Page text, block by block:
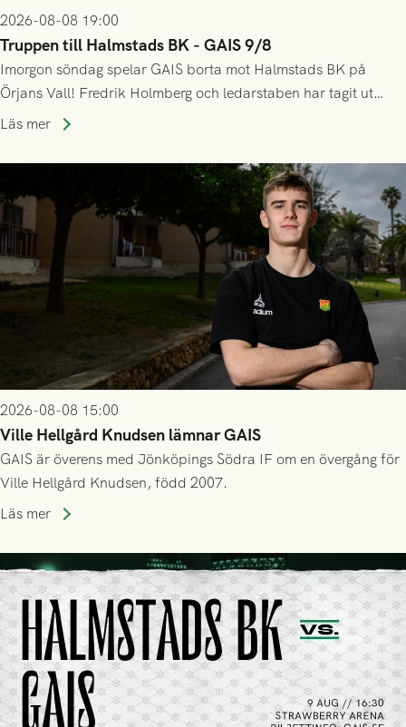
2026-08-08 19:00
Truppen till Halmstads BK - GAIS 9/8
Imorgon söndag spelar GAIS borta mot Halmstads BK på
Örjans Vall! Fredrik Holmberg och ledarstaben har tagit ut
följande trupp till matchen:
Läs mer
2026-08-08 15:00
Ville Hellgård Knudsen lämnar GAIS
GAIS är överens med Jönköpings Södra IF om en övergång för
Ville Hellgård Knudsen, född 2007.
Läs mer